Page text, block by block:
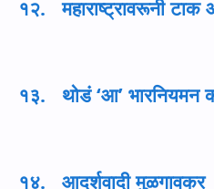
१२. महाराष्ट्रावरूनी टाक
१३. थोडं ‘आ’ भारनियमन
१४. आदर्शवादी मुळगावकर